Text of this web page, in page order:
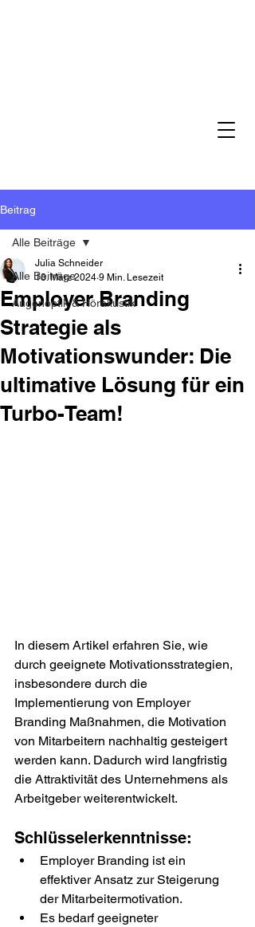
Beitrag
Alle Beiträge
Augenoptik & Hörakustik
Alle Beiträge
Employer Branding
Strategie als
Motivationswunder: Die
ultimative Lösung für ein
Turbo-Team!
Julia Schneider
18. März 2024 9 Min. Lesezeit
In diesem Artikel erfahren Sie, wie
durch geeignete Motivationsstrategien,
insbesondere durch die
Implementierung von Employer
Branding Maßnahmen, die Motivation
von Mitarbeitern nachhaltig gesteigert
werden kann. Dadurch wird langfristig
die Attraktivität des Unternehmens als
Arbeitgeber weiterentwickelt.
Schlüsselerkenntnisse:
Employer Branding ist ein
effektiver Ansatz zur Steigerung
der Mitarbeitermotivation.
Es bedarf geeigneter